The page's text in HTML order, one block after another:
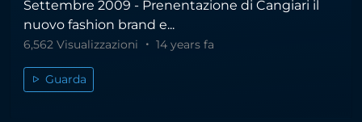
Settembre 2009 - Prenentazione di Cangiari il
nuovo fashion brand e...
6,562 Visualizzazioni 14 years fa
Guarda